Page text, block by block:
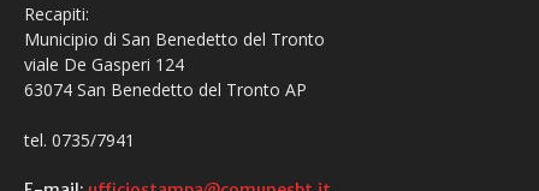
Recapiti:
Municipio di San Benedetto del Tronto
viale De Gasperi 124
63074 San Benedetto del Tronto AP
tel. 0735/7941